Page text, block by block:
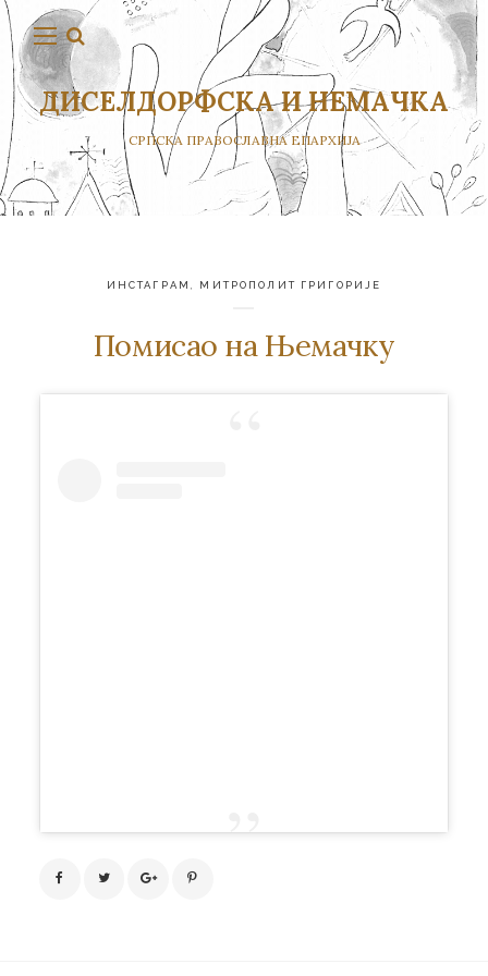
ДИСЕЛДОРФСКА И НЕМАЧКА
СРПСКА ПРАВОСЛАВНА ЕПАРХИЈА
ИНСТАГРАМ МИТРОПОЛИТ ГРИГОРИЈЕ
Помисао на Њемачку